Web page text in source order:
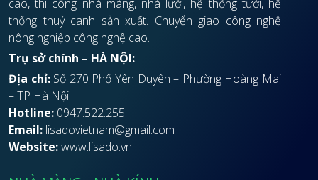
cao, thi công nhà màng, nhà lưới, hệ thống tưới, hệ
thống thuỷ canh sản xuất. Chuyển giao công nghệ
nông nghiệp công nghệ cao.
Trụ sở chính – HÀ NỘI:
Địa chỉ:Số 270 Phố Yên Duyên – Phường Hoàng Mai
– TP Hà Nội
Hotline: 0947.522.255
Email: lisadovietnam@gmail.com
Website:www.lisado.vn